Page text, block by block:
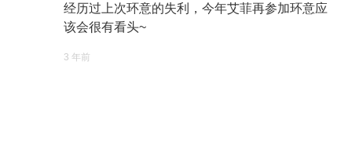
经历过上次环意的失利，今年艾菲再参加环意应
该会很有看头~
3 年前